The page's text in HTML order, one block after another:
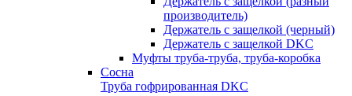
производитель)
Держатель с защелкой (черный)
Держатель с защелкой DKC
Муфты труба-труба, труба-коробка
Сосна
Труба гофрированная DKC